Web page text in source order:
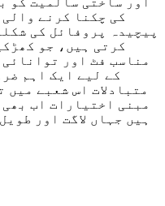
کی چکنا کرنے
پیچیدہ پروفائل کی
کرتی ہیں، جو
مناسب فٹ اور
کے لیے ایک اہم
متبادلات اس شعبے میں
مبنی اختیارات اب
ہیں جہاں لاگت اور